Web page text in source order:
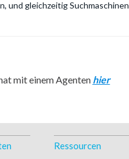
und gleichzeitig Suchmaschinen
mit einem Agenten hier
Ressourcen